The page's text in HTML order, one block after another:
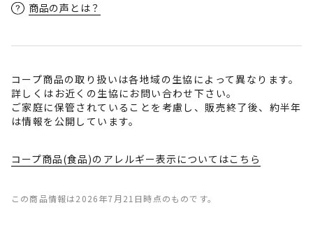
商品の声とは？
コープ商品の取り扱いは各地域の生協によって異なります。
詳しくはお近くの生協にお問い合わせ下さい。
ご家庭に保管されていることを考慮し、販売終了後、約半年
は情報を公開しています。
コープ商品(食品)のアレルギー表示についてはこちら
この商品情報は2026年7月21日時点のものです。